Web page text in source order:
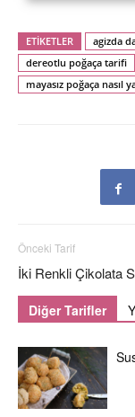
ETİKETLER agizda
dereotlu poğaça tarifi
mayasız poğaça nasıl
Önceki Tarif
İki Renkli Çikolata
Diğer Tarifler